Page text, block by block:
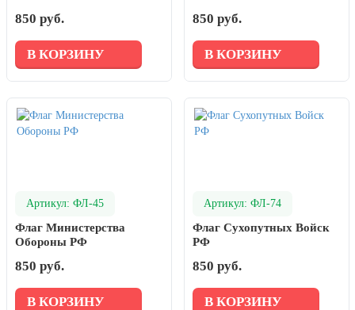
850 руб.
В КОРЗИНУ
850 руб.
В КОРЗИНУ
Артикул: ФЛ-45
Флаг Министерства
Обороны РФ
850 руб.
В КОРЗИНУ
Артикул: ФЛ-74
Флаг Сухопутных Войск
РФ
850 руб.
В КОРЗИНУ